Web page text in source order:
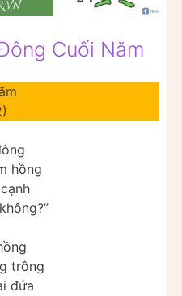
Cuối Năm
hồng
trông
đứa